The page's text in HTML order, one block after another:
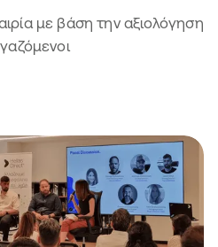
με βάση την αξιολόγηση